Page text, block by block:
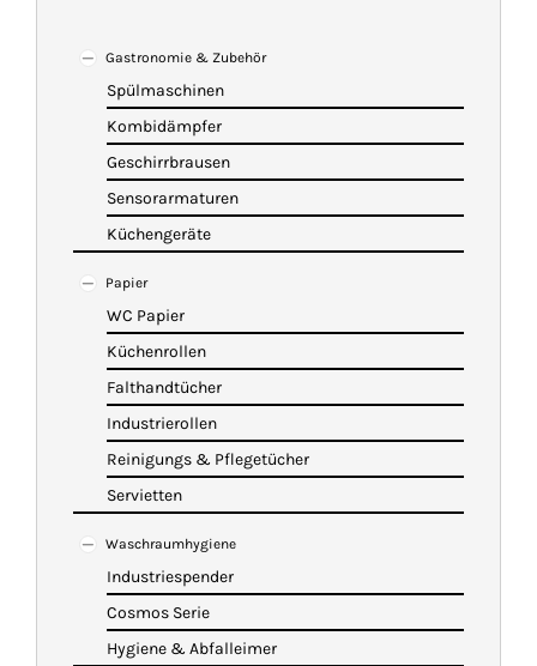
KATALOG
WARENKORB
Gastronomie & Zubehör
Spülmaschinen
Kombidämpfer
Geschirrbrausen
Sensorarmaturen
Küchengeräte
Papier
WC Papier
Küchenrollen
Falthandtücher
Industrierollen
Reinigungs & Pflegetücher
Servietten
Waschraumhygiene
Industriespender
Cosmos Serie
Hygiene & Abfalleimer